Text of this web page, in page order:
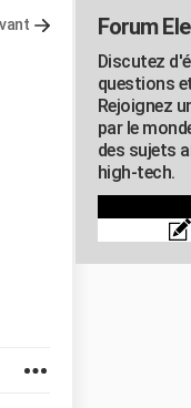
Forum
Discutez
questions
Rejoignez
par le
des sujets
high-tech.